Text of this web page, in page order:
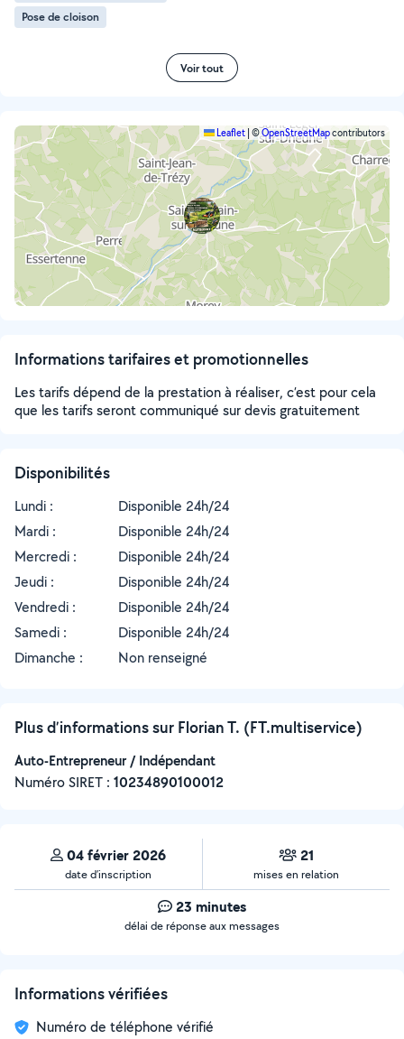
Pose de cloison
Voir tout
Leaflet ©OpenStreetMapcontributors
Informations tarifaires et promotionnelles
Les tarifs dépend de la prestation à réaliser, c’est pour cela
que les tarifs seront communiqué sur devis gratuitement
Disponibilités
Lundi :
Disponible 24h/24
Mardi :
Disponible 24h/24
Mercredi :
Disponible 24h/24
Jeudi :
Disponible 24h/24
Vendredi :
Disponible 24h/24
Samedi :
Disponible 24h/24
Dimanche :
Non renseigné
Plus d’informations sur Florian T. (FT.multiservice)
Auto-Entrepreneur / Indépendant
Numéro SIRET : ‍10234890100012
04 février 2026
date d’inscription
21
mises en relation
23 minutes
délai de réponse aux messages
Informations vérifiées
Numéro de téléphone vérifié